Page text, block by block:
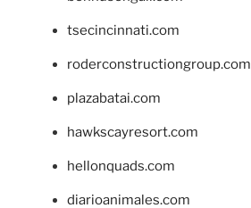
tsecincinnati.com
roderconstructiongroup.com
plazabatai.com
hawkscayresort.com
hellonquads.com
diarioanimales.com